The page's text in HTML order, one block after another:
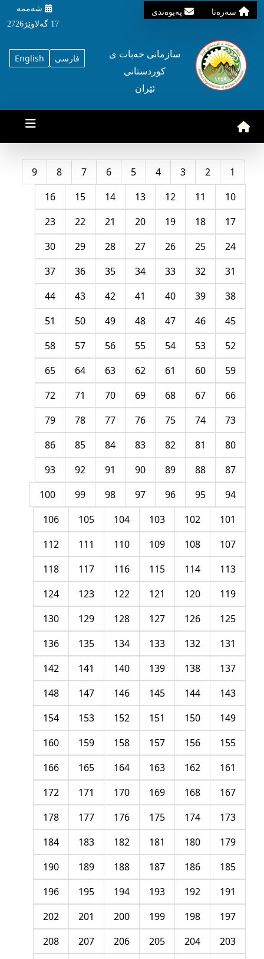
سه‌ره‌تا په‌یوه‌ندی
شه‌ممه‌
17 گه‌لاوێژ2726
English فارسی
سازمانی خه‌بات ی
کوردستانی
ئێران
1
2
3
4
5
6
7
8
9
10
11
12
13
14
15
16
17
18
19
20
21
22
23
24
25
26
27
28
29
30
31
32
33
34
35
36
37
38
39
40
41
42
43
44
45
46
47
48
49
50
51
52
53
54
55
56
57
58
59
60
61
62
63
64
65
66
67
68
69
70
71
72
73
74
75
76
77
78
79
80
81
82
83
84
85
86
87
88
89
90
91
92
93
94
95
96
97
98
99
100
101
102
103
104
105
106
107
108
109
110
111
112
113
114
115
116
117
118
119
120
121
122
123
124
125
126
127
128
129
130
131
132
133
134
135
136
137
138
139
140
141
142
143
144
145
146
147
148
149
150
151
152
153
154
155
156
157
158
159
160
161
162
163
164
165
166
167
168
169
170
171
172
173
174
175
176
177
178
179
180
181
182
183
184
185
186
187
188
189
190
191
192
193
194
195
196
197
198
199
200
201
202
203
204
205
206
207
208